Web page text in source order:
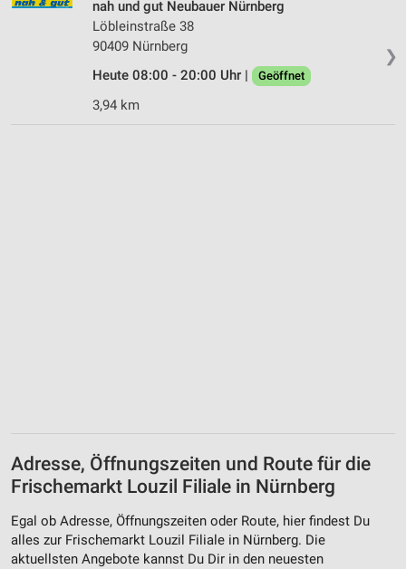
❯
nah und gut Neubauer Nürnberg
Löbleinstraße 38
90409 Nürnberg
Heute 08:00 - 20:00 Uhr |
Geöffnet
3,94 km
Adresse, Öffnungszeiten und Route für die
Frischemarkt Louzil Filiale in Nürnberg
Egal ob Adresse, Öffnungszeiten oder Route, hier findest Du
alles zur Frischemarkt Louzil Filiale in Nürnberg. Die
aktuellsten Angebote kannst Du Dir in den neuesten